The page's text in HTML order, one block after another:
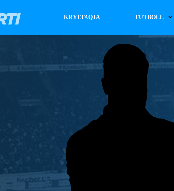
KRYEFAQJA FUTBOLL